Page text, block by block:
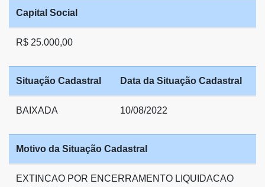
Capital Social
R$ 25.000,00
Situação Cadastral Data da Situação Cadastral
BAIXADA 10/08/2022
Motivo da Situação Cadastral
EXTINCAO POR ENCERRAMENTO LIQUIDACAO